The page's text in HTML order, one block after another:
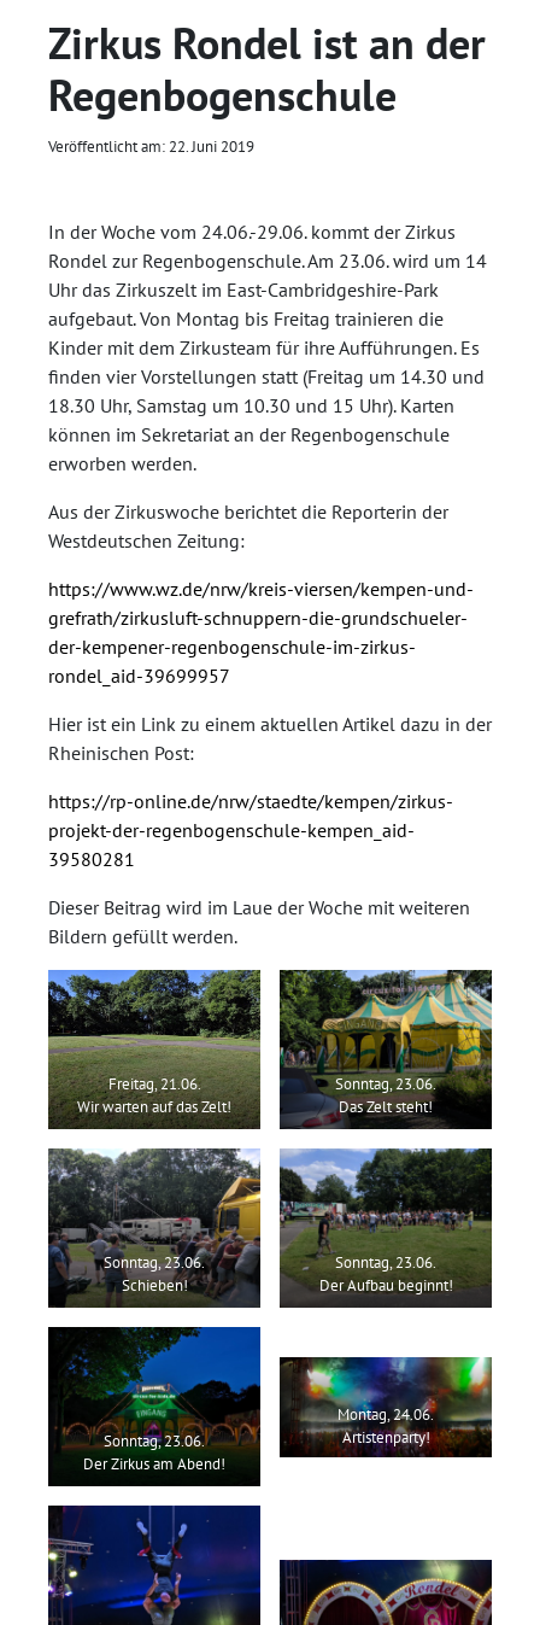
Zirkus Rondel ist an der
Regenbogenschule
Veröffentlicht am: 22. Juni 2019
In der Woche vom 24.06.-29.06. kommt der Zirkus
Rondel zur Regenbogenschule. Am 23.06. wird um 14
Uhr das Zirkuszelt im East-Cambridgeshire-Park
aufgebaut. Von Montag bis Freitag trainieren die
Kinder mit dem Zirkusteam für ihre Aufführungen. Es
finden vier Vorstellungen statt (Freitag um 14.30 und
18.30 Uhr, Samstag um 10.30 und 15 Uhr). Karten
können im Sekretariat an der Regenbogenschule
erworben werden.
Aus der Zirkuswoche berichtet die Reporterin der
Westdeutschen Zeitung:
https://www.wz.de/nrw/kreis-viersen/kempen-und-
grefrath/zirkusluft-schnuppern-die-grundschueler-
der-kempener-regenbogenschule-im-zirkus-
rondel_aid-39699957
Hier ist ein Link zu einem aktuellen Artikel dazu in der
Rheinischen Post:
https://rp-online.de/nrw/staedte/kempen/zirkus-
projekt-der-regenbogenschule-kempen_aid-
39580281
Dieser Beitrag wird im Laue der Woche mit weiteren
Bildern gefüllt werden.
Freitag, 21.06.
Wir warten auf das Zelt!
Sonntag, 23.06.
Das Zelt steht!
Sonntag, 23.06.
Schieben!
Sonntag, 23.06.
Der Aufbau beginnt!
Sonntag, 23.06.
Der Zirkus am Abend!
Montag, 24.06.
Artistenparty!